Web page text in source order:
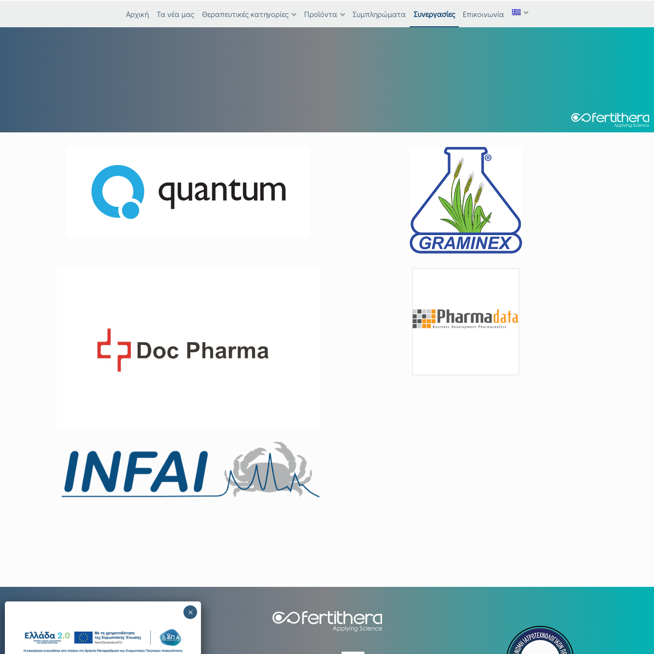
Αρχική Τα νέα μας Θεραπευτικές κατηγορίες Προϊόντα Συμπληρώματα Συνεργασίες Επικοινωνία